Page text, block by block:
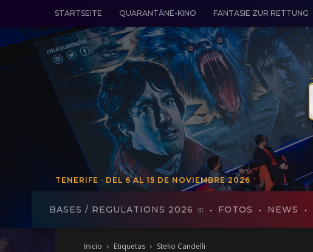
STARTSEITE QUARANTÄNE-KINO FANTASIE ZUR RETTUNG
TENERIFE · DEL 6 AL 15 DE NOVIEMBRE 2026
BASES / REGULATIONS 2026 FOTOS NEWS
Inicio Etiquetas Stelio Candelli